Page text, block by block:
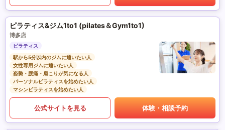
ピラティス&ジム1to1 (pilates＆Gym1to1)
博多店
ピラティス
駅から5分以内のジムに通いたい人
女性専用ジムに通いたい人
姿勢・腰痛・肩こりが気になる人
パーソナルピラティスを始めたい人
マシンピラティスを始めたい人
公式サイトを見る 体験・相談予約